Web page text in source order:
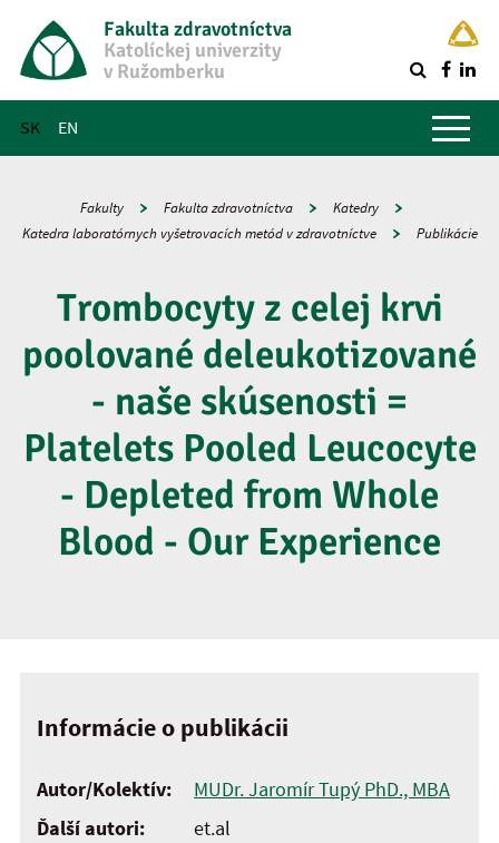
Fakulta zdravotníctva
Katolíckej univerzity
v Ružomberku
SK EN
Hlavné menu
Fakulty Fakulta zdravotníctva
Katedry
Katedra laboratórnych vyšetrovacích metód v zdravotníctve
Publikácie
Trombocyty z celej krvi
poolované deleukotizované
- naše skúsenosti =
Platelets Pooled Leucocyte
- Depleted from Whole
Blood - Our Experience
Informácie o publikácii
Autor/Kolektív:
MUDr. Jaromír Tupý PhD., MBA
Ďalší autori:
et.al